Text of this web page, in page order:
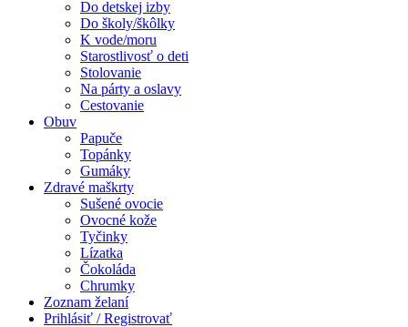
Do detskej izby
Do školy/škôlky
K vode/moru
Starostlivosť o deti
Stolovanie
Na párty a oslavy
Cestovanie
Obuv
Papuče
Topánky
Gumáky
Zdravé maškrty
Sušené ovocie
Ovocné kože
Tyčinky
Lízatka
Čokoláda
Chrumky
Zoznam želaní
Prihlásiť / Registrovať